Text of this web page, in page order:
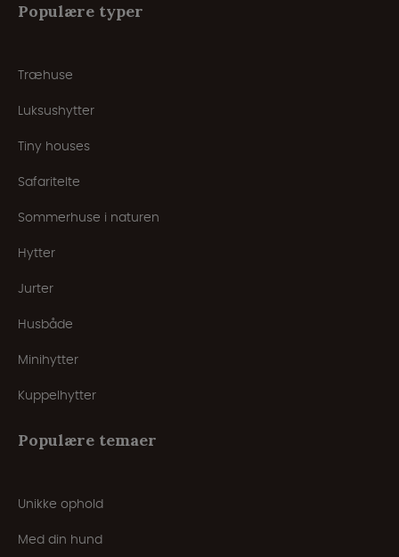
Populære typer
Træhuse
Luksushytter
Tiny houses
Safaritelte
Sommerhuse i naturen
Hytter
Jurter
Husbåde
Minihytter
Kuppelhytter
Populære temaer
Unikke ophold
Med din hund